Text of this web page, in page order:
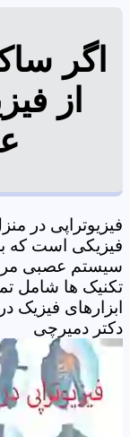
اگر
از
فیزیوتراپی در
فیزیکی است که
سیستم عصبی
تکنیک ها شامل
دکتر دمیرچی